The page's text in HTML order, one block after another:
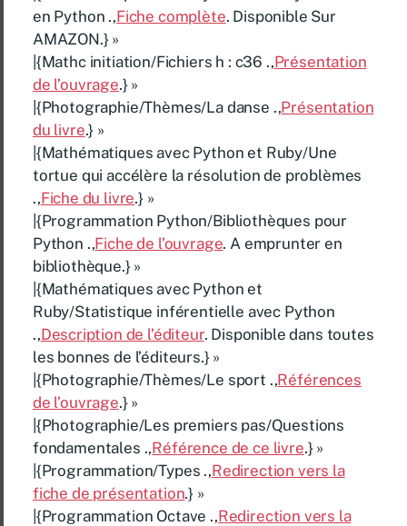
en Python .,Fiche complète. Disponible Sur
AMAZON.} »
|{Mathc initiation/Fichiers h : c36 .,Présentation
de l’ouvrage.} »
|{Photographie/Thèmes/La danse .,Présentation
du livre.} »
|{Mathématiques avec Python et Ruby/Une
tortue qui accélère la résolution de problèmes
.,Fiche du livre.} »
|{Programmation Python/Bibliothèques pour
Python .,Fiche de l’ouvrage. A emprunter en
bibliothèque.} »
|{Mathématiques avec Python et
Ruby/Statistique inférentielle avec Python
.,Description de l’éditeur. Disponible dans toutes
les bonnes de l’éditeurs.} »
|{Photographie/Thèmes/Le sport .,Références
de l’ouvrage.} »
|{Photographie/Les premiers pas/Questions
fondamentales .,Référence de ce livre.} »
|{Programmation/Types .,Redirection vers la
fiche de présentation.} »
|{Programmation Octave .,Redirection vers la